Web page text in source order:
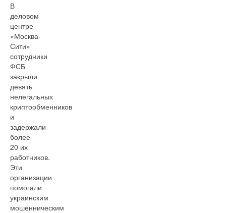
В
деловом
центре
«Москва-
Сити»
сотрудники
ФСБ
закрыли
девять
нелегальных
криптообменников
и
задержали
более
20 их
работников.
Эти
организации
помогали
украинским
мошенническим